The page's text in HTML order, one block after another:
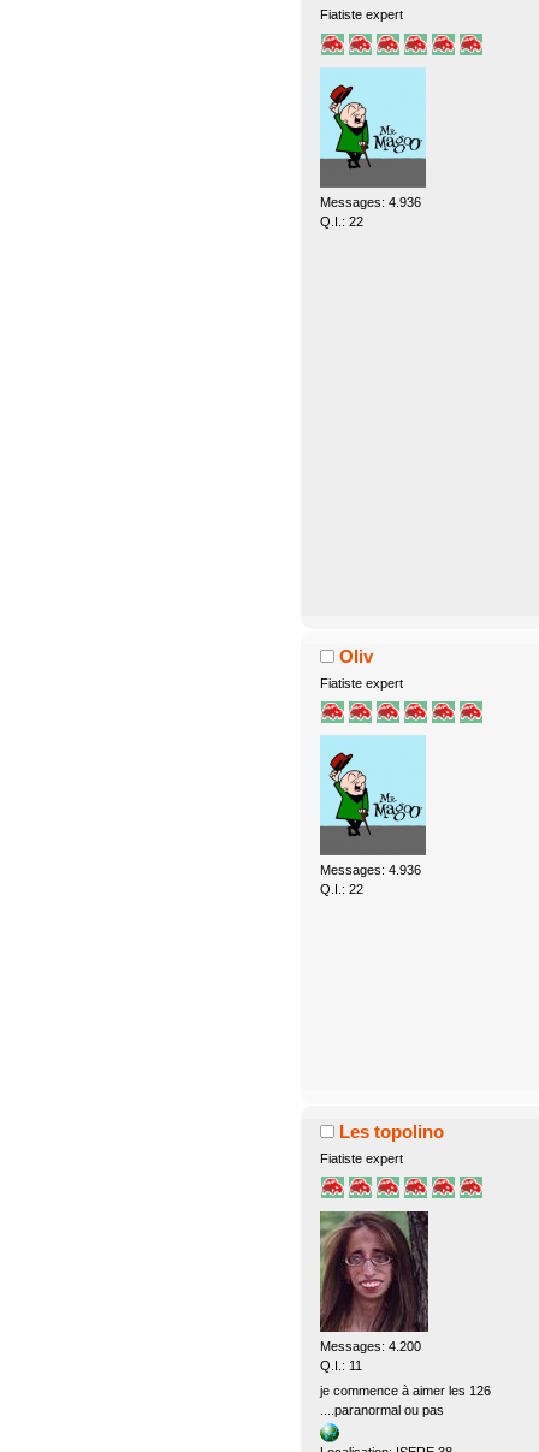
Fiatiste expert
Messages: 4.936
Q.I.: 22
Oliv
Fiatiste expert
Messages: 4.936
Q.I.: 22
Les topolino
Fiatiste expert
Messages: 4.200
Q.I.: 11
je commence à aimer les 126
....paranormal ou pas